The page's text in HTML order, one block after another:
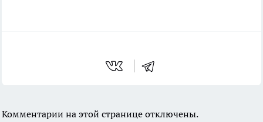
Комментарии на этой странице отключены.